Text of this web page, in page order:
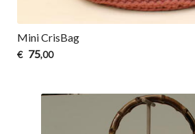
Mini CrisBag
€ 75,00